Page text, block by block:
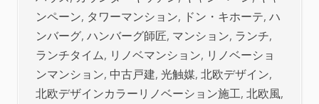
ンペーン, タワーマンション, ドン・キホーテ, ハ
ンバーグ, ハンバーグ師匠, マンション, ランチ,
ランチタイム, リノベマンション, リノベーショ
ンマンション, 中古戸建, 光触媒, 北欧デザイン,
北欧デザインカラーリノベーション施工, 北欧風,